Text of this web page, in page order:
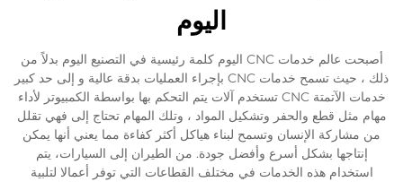
الأسئلة الشائعة
فيديو
اتصل بنا
اليوم
أصبحت عالم خدمات CNC اليوم كلمة رئيسية في التصنيع اليوم بدلاً من
ذلك ، حيث تسمح خدمات CNC بإجراء العمليات بدقة عالية و إلى حد كبير
خدمات الآتمتة CNC تستخدم آلات يتم التحكم بها بواسطة الكمبيوتر لأداء
مهام مثل قطع والحفر وتشكيل المواد ، وتلك المهام تحتاج إلى فهي تقلل
من مشاركة الإنسان وتسمح لبناء هياكل أكثر كفاءة مما يعني أنها يمكن
إنتاجها بشكل أسرع وأفضل جودة. من الطيران إلى السيارات، يتم
استخدام هذه الخدمات في مختلف القطاعات التي توفر أعمالا لتلبية